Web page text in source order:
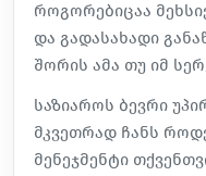
როგორებიცაა
და გადასახადი
შორის ამა თუ იმ
საზიაროს ბევრი
მკვეთრად ჩანს
მენეჯმენტი